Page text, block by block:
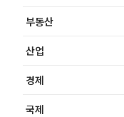
부동산
산업
경제
국제